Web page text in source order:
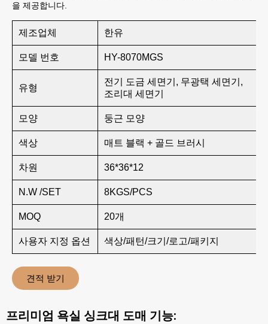
을 제공합니다.
제조업체 한유
모델 번호 HY-8070MGS
유형
전기 도금 세면기, 무광택 세면기,
조리대 세면기
모양 둥근 모양
색상 매트 블랙 + 골드 브러시
차원 36*36*12
N.W /SET 8KGS/PCS
MOQ 20개
사용자 지정 옵션 색상/패턴/크기/로고/패키지
견적 받기
프리미엄 욕실 싱크대 도매 기능: